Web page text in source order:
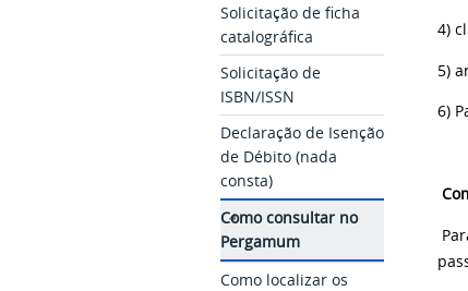
Solicitação de ficha
catalográfica
Solicitação de
ISBN/ISSN
Declaração de Isenção
de Débito (nada
consta)
Como consultar no
Pergamum
Como localizar os
4)
5)
6)